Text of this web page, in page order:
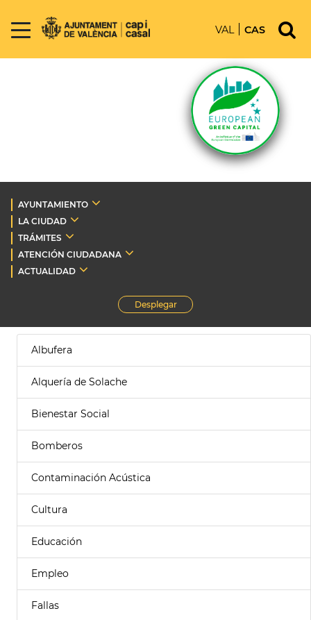
VAL CAS
AYUNTAMIENTO
LA CIUDAD
TRÁMITES
ATENCIÓN CIUDADANA
ACTUALIDAD
Desplegar
Albufera
Alquería de Solache
Bienestar Social
Bomberos
Contaminación Acústica
Cultura
Educación
Empleo
Fallas